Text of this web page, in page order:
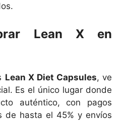
Lean X en
Lean X Diet Capsules, ve
Es el único lugar donde
auténtico, con pagos
de hasta el 45% y envíos